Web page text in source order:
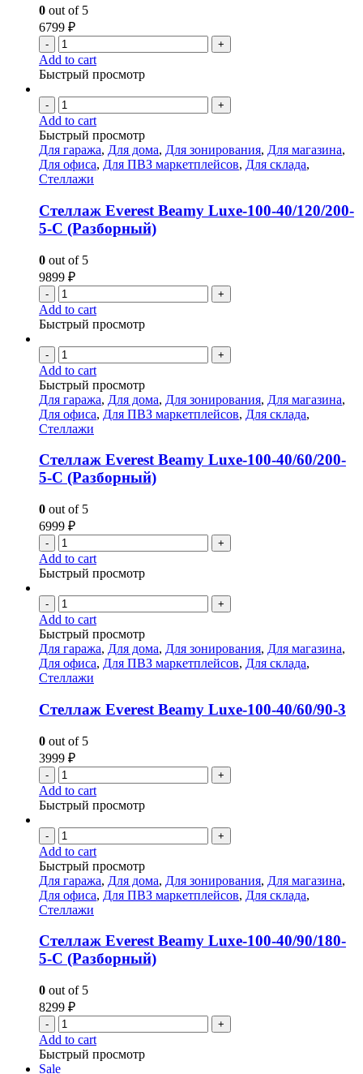
0 out of 5
6799 ₽
- +
Add to cart
Быстрый просмотр
- +
Add to cart
Быстрый просмотр
Для гаража, Для дома, Для зонирования, Для магазина,
Для офиса, Для ПВЗ маркетплейсов, Для склада,
Стеллажи
Стеллаж Everest Beamy Luxe-100-40/120/200-
5-C (Разборный)
0 out of 5
9899 ₽
- +
Add to cart
Быстрый просмотр
- +
Add to cart
Быстрый просмотр
Для гаража, Для дома, Для зонирования, Для магазина,
Для офиса, Для ПВЗ маркетплейсов, Для склада,
Стеллажи
Стеллаж Everest Beamy Luxe-100-40/60/200-
5-C (Разборный)
0 out of 5
6999 ₽
- +
Add to cart
Быстрый просмотр
- +
Add to cart
Быстрый просмотр
Для гаража, Для дома, Для зонирования, Для магазина,
Для офиса, Для ПВЗ маркетплейсов, Для склада,
Стеллажи
Стеллаж Everest Beamy Luxe-100-40/60/90-3
0 out of 5
3999 ₽
- +
Add to cart
Быстрый просмотр
- +
Add to cart
Быстрый просмотр
Для гаража, Для дома, Для зонирования, Для магазина,
Для офиса, Для ПВЗ маркетплейсов, Для склада,
Стеллажи
Стеллаж Everest Beamy Luxe-100-40/90/180-
5-C (Разборный)
0 out of 5
8299 ₽
- +
Add to cart
Быстрый просмотр
Sale